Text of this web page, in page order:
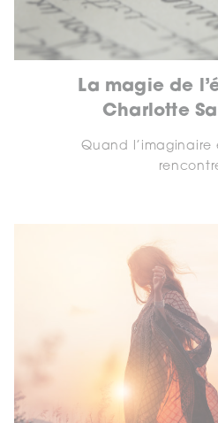
La magie de
Charlotte
Quand l’imaginaire